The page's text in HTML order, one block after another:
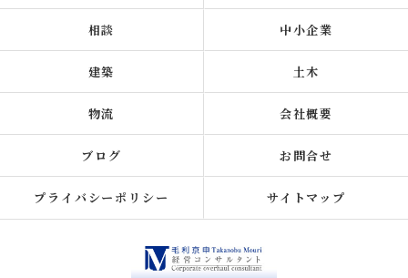
相談 中小企業
建築 土木
物流 会社概要
ブログ お問合せ
プライバシーポリシー サイトマップ